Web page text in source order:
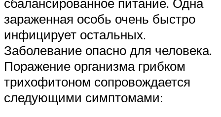
зараженная особь очень быстро
инфицирует остальных.
Заболевание опасно для человека.
Поражение организма грибком
трихофитоном сопровождается
следующими симптомами: